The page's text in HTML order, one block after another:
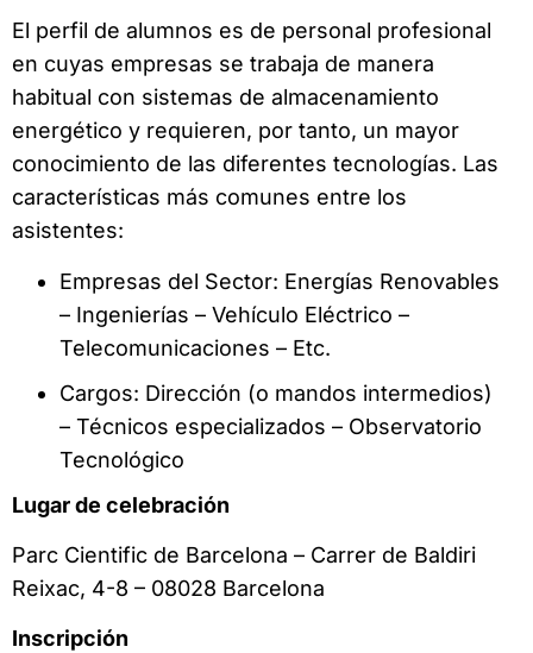
El perfil de alumnos es de personal profesional
en cuyas empresas se trabaja de manera
habitual con sistemas de almacenamiento
energético y requieren, por tanto, un mayor
conocimiento de las diferentes tecnologías. Las
características más comunes entre los
asistentes:
Empresas del Sector: Energías Renovables
– Ingenierías – Vehículo Eléctrico –
Telecomunicaciones – Etc.
Cargos: Dirección (o mandos intermedios)
– Técnicos especializados – Observatorio
Tecnológico
Lugar de celebración
Parc Cientific de Barcelona – Carrer de Baldiri
Reixac, 4-8 – 08028 Barcelona
Inscripción